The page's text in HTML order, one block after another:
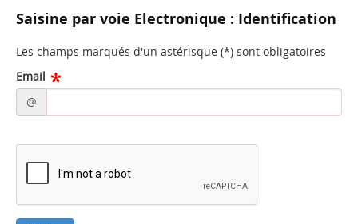
Saisine par voie Electronique : Identification
Les champs marqués d'un astérisque (*) sont obligatoires
Email
@